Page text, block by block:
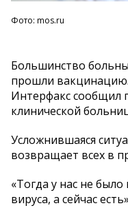
Фото: mos.ru
Большинство
прошли
Интерфакс сообщил
клинической
Усложнившаяся
возвращает всех в
«Тогда у нас не
вируса, а сейчас